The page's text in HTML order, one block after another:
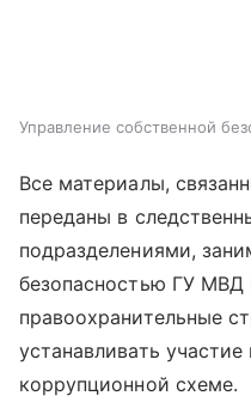
Управление собственной
Все материалы,
переданы в
подразделениями,
безопасностью ГУ МВД
правоохранительные
устанавливать
коррупционной схеме.